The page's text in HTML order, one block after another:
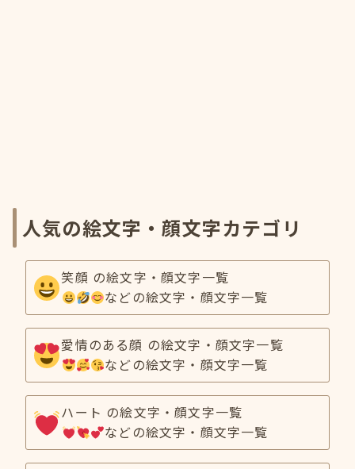
人気の絵文字・顔文字カテゴリ
笑顔 の絵文字・顔文字一覧
などの絵文字・顔文字一覧
愛情のある顔 の絵文字・顔文字一覧
などの絵文字・顔文字一覧
ハート の絵文字・顔文字一覧
などの絵文字・顔文字一覧